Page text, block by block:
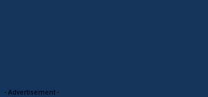
- Advertisement -